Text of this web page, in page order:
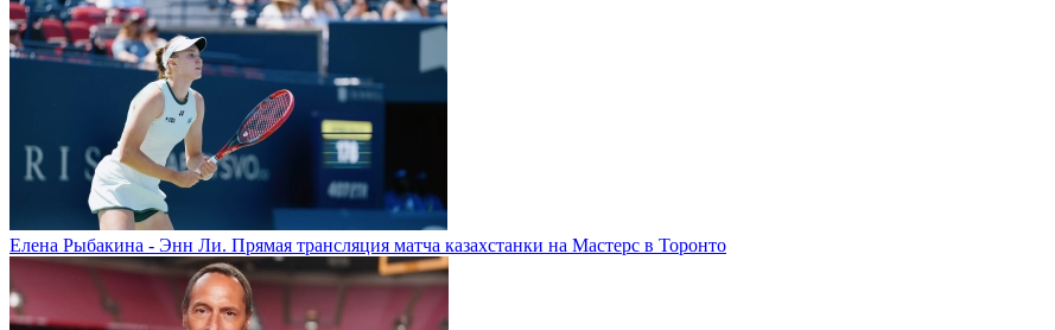
Елена Рыбакина - Энн Ли. Прямая трансляция матча казахстанки на Мастерс в Торонто